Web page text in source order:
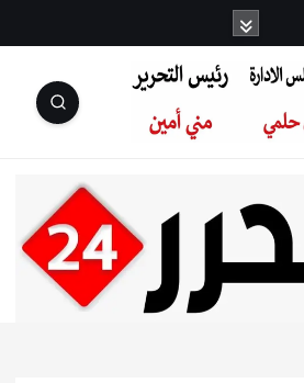
مجلس
رمضان